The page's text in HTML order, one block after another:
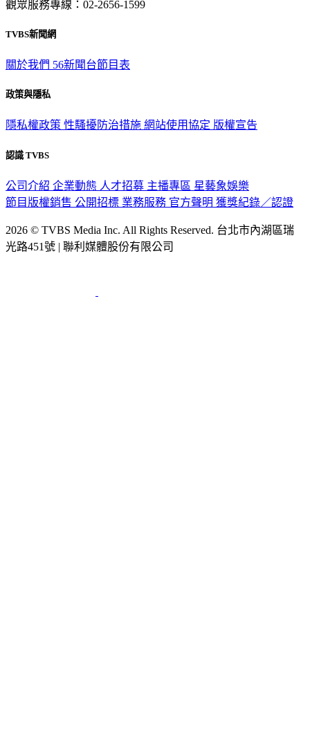
觀眾服務專線：02-2656-1599
TVBS新聞網
關於我們 56新聞台節目表
政策與隱私
隱私權政策 性騷擾防治措施 網站使用協定 版權宣告
認識 TVBS
公司介紹 企業動態 人才招募 主播專區 星藝象娛樂
節目版權銷售 公開招標 業務服務 官方聲明 獲獎紀錄／認證
2026 © TVBS Media Inc. All Rights Reserved. 台北市內湖區瑞
光路451號 | 聯利媒體股份有限公司